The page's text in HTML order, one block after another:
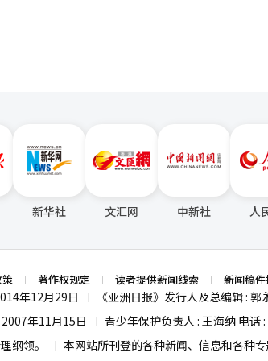
新华社 文汇网 中新社 人
著作权规定 读者提供新闻线索 新闻稿
年12月29日 《亚洲日报》发行人及总编辑 : 郭
年11月15日
青少年保护负责人 : 王海纳 电话
纲领。
本网站所刊登的各种新闻、信息和各种